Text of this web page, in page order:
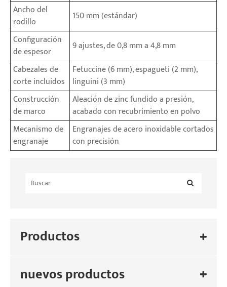
Ancho del
rodillo
150 mm (estándar)
Configuración
de espesor
9 ajustes, de 0,8 mm a 4,8 mm
Cabezales de
corte incluidos
Fetuccine (6 mm), espagueti (2 mm),
linguini (3 mm)
Construcción
de marco
Aleación de zinc fundido a presión,
acabado con recubrimiento en polvo
Mecanismo de
engranaje
Engranajes de acero inoxidable cortados
con precisión
Productos
nuevos productos